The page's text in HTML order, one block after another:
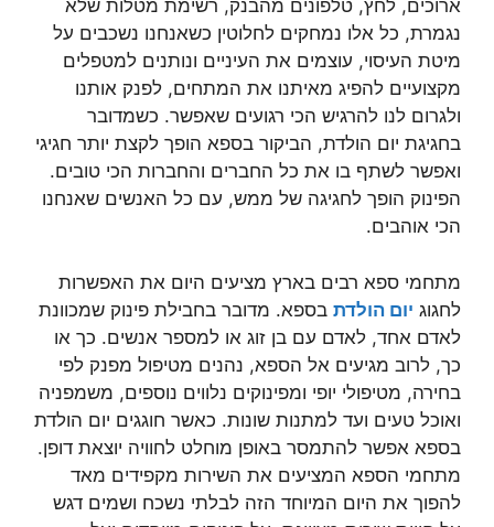
ארוכים, לחץ, טלפונים מהבנק, רשימת מטלות שלא
נגמרת, כל אלו נמחקים לחלוטין כשאנחנו נשכבים על
מיטת העיסוי, עוצמים את העיניים ונותנים למטפלים
מקצועיים להפיג מאיתנו את המתחים, לפנק אותנו
ולגרום לנו להרגיש הכי רגועים שאפשר. כשמדובר
בחגיגת יום הולדת, הביקור בספא הופך לקצת יותר חגיגי
ואפשר לשתף בו את כל החברים והחברות הכי טובים.
הפינוק הופך לחגיגה של ממש, עם כל האנשים שאנחנו
הכי אוהבים.
מתחמי ספא רבים בארץ מציעים היום את האפשרות
לחגוג יום הולדת בספא. מדובר בחבילת פינוק שמכוונת
לאדם אחד, לאדם עם בן זוג או למספר אנשים. כך או
כך, לרוב מגיעים אל הספא, נהנים מטיפול מפנק לפי
בחירה, מטיפולי יופי ומפינוקים נלווים נוספים, משמפניה
ואוכל טעים ועד למתנות שונות. כאשר חוגגים יום הולדת
בספא אפשר להתמסר באופן מוחלט לחוויה יוצאת דופן.
מתחמי הספא המציעים את השירות מקפידים מאד
להפוך את היום המיוחד הזה לבלתי נשכח ושמים דגש